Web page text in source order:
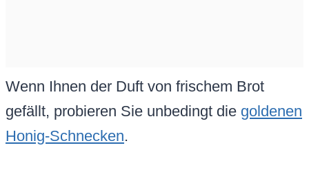
Wenn Ihnen der Duft von frischem Brot
gefällt, probieren Sie unbedingt die goldenen
Honig-Schnecken.